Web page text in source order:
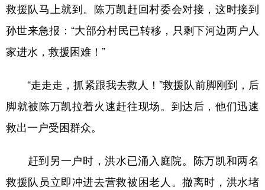
救援队马上就到。陈万凯赶回村委会对接，这时接到
孙世来急报：“大部分村民已转移，只剩下河边两户人
家进水，救援困难！”
“走走走，抓紧跟我去救人！”救援队前脚刚到，后
脚就被陈万凯拉着火速赶往现场。到达后，他们迅速
救出一户受困群众。
赶到另一户时，洪水已涌入庭院。陈万凯和两名
救援队员立即冲进去营救被困老人。撤离时，洪水堵